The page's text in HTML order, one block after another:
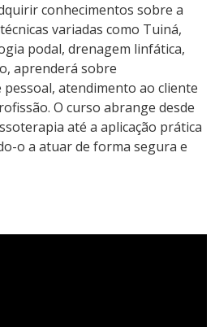
conhecimentos sobre a
variadas como Tuiná,
podal, drenagem linfática,
aprenderá sobre
atendimento ao cliente
O curso abrange desde
até a aplicação prática
o a atuar de forma segura e